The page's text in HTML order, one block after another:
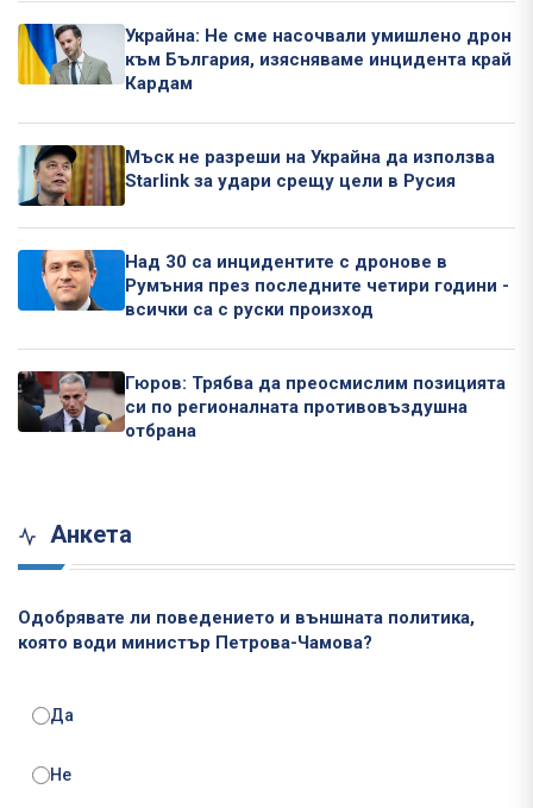
Украйна: Не сме насочвали умишлено дрон
към България, изясняваме инцидента край
Кардам
Мъск не разреши на Украйна да използва
Starlink за удари срещу цели в Русия
Над 30 са инцидентите с дронове в
Румъния през последните четири години -
всички са с руски произход
Гюров: Трябва да преосмислим позицията
си по регионалната противовъздушна
отбрана
Анкета
Одобрявате ли поведението и външната политика,
която води министър Петрова-Чамова?
Да
Не